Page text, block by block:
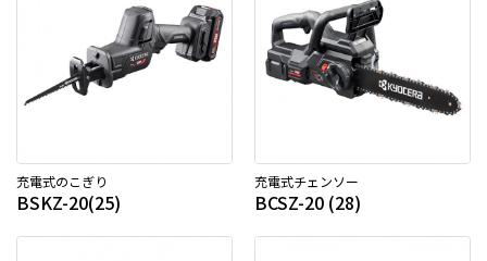
充電式のこぎり
BSKZ-20(25)
充電式チェンソー
BCSZ-20 (28)